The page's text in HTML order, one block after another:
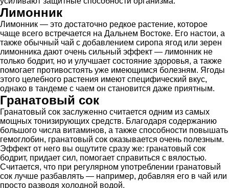
Лимонник
Лимонник — это достаточно редкое растение, которое
чаще всего встречается на Дальнем Востоке. Его настои, а
также обычный чай с добавлением сиропа ягод или зерен
лимонника дают очень сильный эффект — лимонник не
только бодрит, но и улучшает состояние здоровья, а также
помогает противостоять уже имеющимся болезням. Ягоды
этого целебного растения имеют специфический вкус,
однако в тандеме с чаем он становится даже приятным.
Гранатовый сок
Гранатовый сок заслуженно считается одним из самых
мощных тонизирующих средств. Благодаря содержанию
большого числа витаминов, а также способности повышать
гемоглобин, гранатовый сок оказывается очень полезным.
Эффект от него вы ощутите сразу же: гранатовый сок
бодрит, придает сил, помогает справиться с вялостью.
Считается, что при регулярном употреблении гранатовый
сок лучше разбавлять — например, добавляя его в чай или
просто разводя холодной водой.